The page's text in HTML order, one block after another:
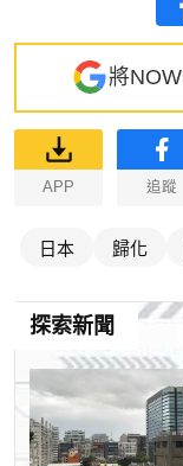
將
APP 追蹤
日本 歸化
探索新聞